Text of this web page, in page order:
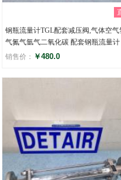
钢瓶流量计TGL配套减压阀,气体空气
气氮气氩气二氧化碳 配套钢瓶流量计
销售价： ￥480.0
评分